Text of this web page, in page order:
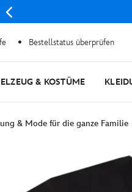
Bestellstatus überprüfen
& KOSTÜME
& Mode für die ganze Familie